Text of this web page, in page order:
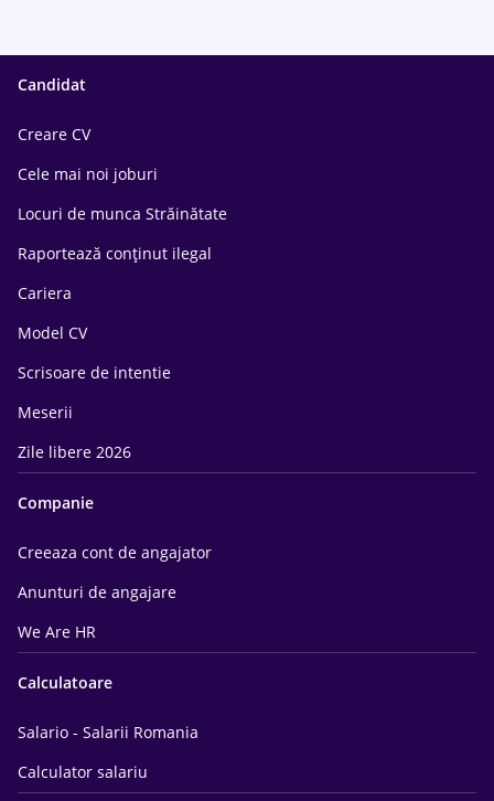
Candidat
Creare CV
Cele mai noi joburi
Locuri de munca Străinătate
Raportează conținut ilegal
Cariera
Model CV
Scrisoare de intentie
Meserii
Zile libere 2026
Companie
Creeaza cont de angajator
Anunturi de angajare
We Are HR
Calculatoare
Salario - Salarii Romania
Calculator salariu